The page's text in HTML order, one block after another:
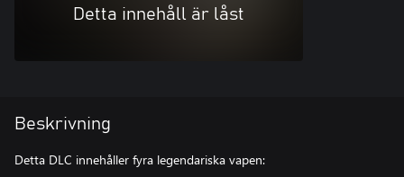
Detta innehåll är låst
Beskrivning
Detta DLC innehåller fyra legendariska vapen: